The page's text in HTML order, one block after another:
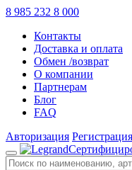
8 985 232 8 000
Контакты
Доставка и оплата
Обмен /возврат
О компании
Партнерам
Блог
FAQ
Авторизация Регистрация